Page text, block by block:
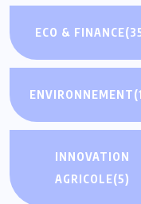
ECO & FINANCE
ENVIRONNEMENT
INNOVATION
AGRICOLE(5)